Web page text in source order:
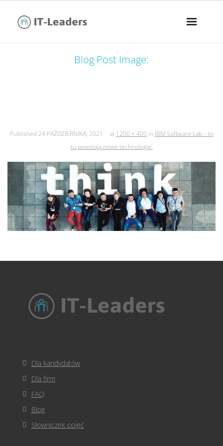
Blog Post Image:
Published 24 PAŹDZIERNIKA, 2021 at 1200 × 400 in IBM Software Lab – to
tu powstają nowe technologie.
Dla kandydatów
Dla firm
FAQ
Blog
Słowniczek pojęć